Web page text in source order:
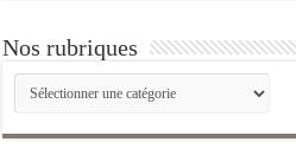
Nos rubriques
Nos
rubriques